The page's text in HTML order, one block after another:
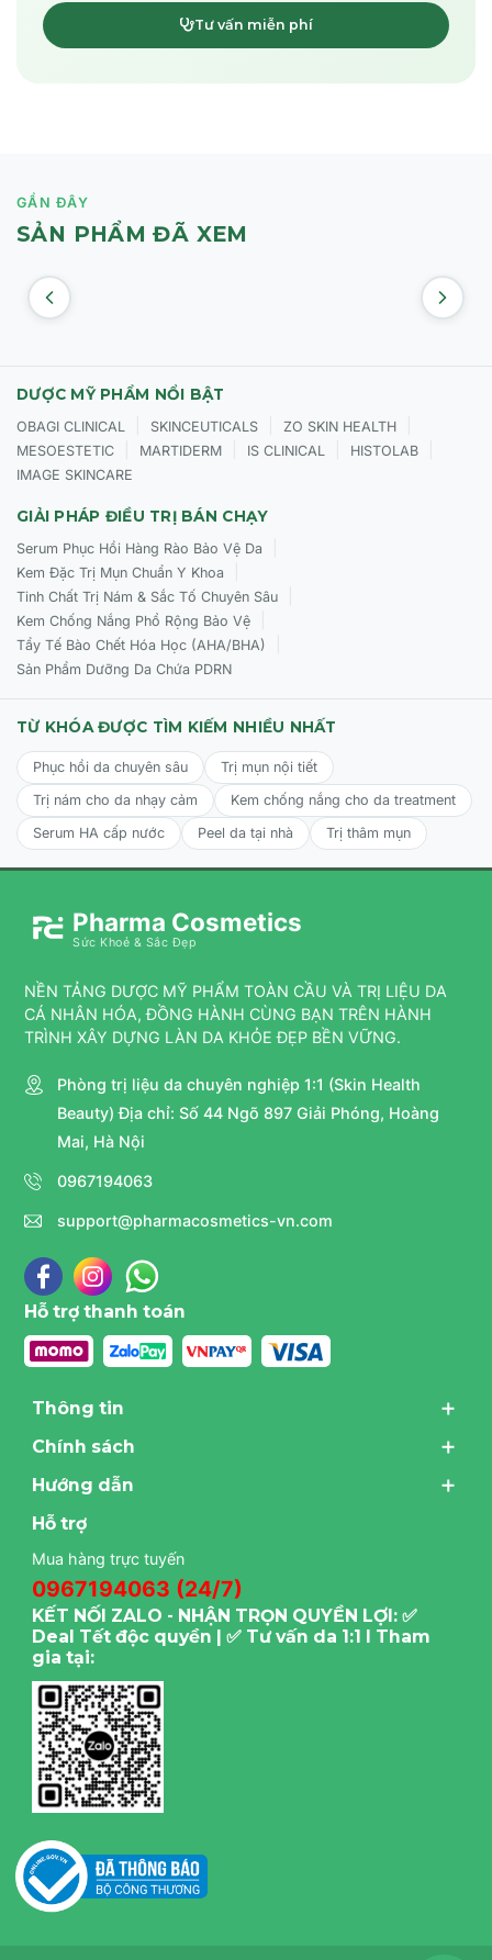
Tư vấn miễn phí
GẦN ĐÂY
SẢN PHẨM ĐÃ XEM
DƯỢC MỸ PHẨM NỔI BẬT
OBAGI CLINICAL SKINCEUTICALS ZO SKIN HEALTH
MESOESTETIC MARTIDERM IS CLINICAL HISTOLAB
IMAGE SKINCARE
GIẢI PHÁP ĐIỀU TRỊ BÁN CHẠY
Serum Phục Hồi Hàng Rào Bảo Vệ Da
Kem Đặc Trị Mụn Chuẩn Y Khoa
Tinh Chất Trị Nám & Sắc Tố Chuyên Sâu
Kem Chống Nắng Phổ Rộng Bảo Vệ
Tẩy Tế Bào Chết Hóa Học (AHA/BHA)
Sản Phẩm Dưỡng Da Chứa PDRN
TỪ KHÓA ĐƯỢC TÌM KIẾM NHIỀU NHẤT
Phục hồi da chuyên sâu
Trị mụn nội tiết
Trị nám cho da nhạy cảm
Kem chống nắng cho da treatment
Serum HA cấp nước
Peel da tại nhà Trị thâm mụn
Pharma Cosmetics
Sức Khoẻ & Sắc Đẹp
NỀN TẢNG DƯỢC MỸ PHẨM TOÀN CẦU VÀ TRỊ LIỆU DA
CÁ NHÂN HÓA, ĐỒNG HÀNH CÙNG BẠN TRÊN HÀNH
TRÌNH XÂY DỰNG LÀN DA KHỎE ĐẸP BỀN VỮNG.
Phòng trị liệu da chuyên nghiệp 1:1 (Skin Health
Beauty) Địa chỉ: Số 44 Ngõ 897 Giải Phóng, Hoàng
Mai, Hà Nội
0967194063
support@pharmacosmetics-vn.com
Hỗ trợ thanh toán
Thông tin
Chính sách
Hướng dẫn
Hỗ trợ
Mua hàng trực tuyến
0967194063 (24/7)
KẾT NỐI ZALO - NHẬN TRỌN QUYỀN LỢI: ✅
Deal Tết độc quyền | ✅ Tư vấn da 1:1 I Tham
gia tại: